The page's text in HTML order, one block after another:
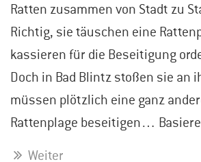
Ratten zusammen von Stadt zu
Richtig, sie täuschen eine
kassieren für die Beseitigung
Doch in Bad Blintz stoßen sie an
müssen plötzlich eine ganz
Rattenplage beseitigen…
Weiter